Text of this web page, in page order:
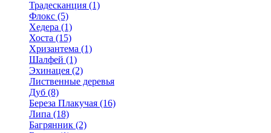
Традесканция (1)
Флокс (5)
Хедера (1)
Хоста (15)
Хризантема (1)
Шалфей (1)
Эхинацея (2)
Лиственные деревья
Дуб (8)
Береза Плакучая (16)
Липа (18)
Багрянник (2)